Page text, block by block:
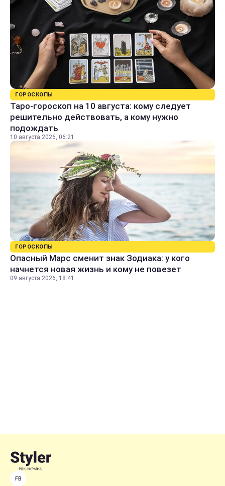
ГОРОСКОПЫ
Таро-гороскоп на 10 августа: кому следует
решительно действовать, а кому нужно
подождать
10 августа 2026, 06:21
ГОРОСКОПЫ
Опасный Марс сменит знак Зодиака: у кого
начнется новая жизнь и кому не повезет
09 августа 2026, 18:41
FB